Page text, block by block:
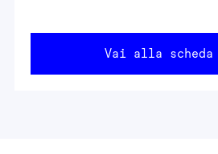
Vai alla scheda